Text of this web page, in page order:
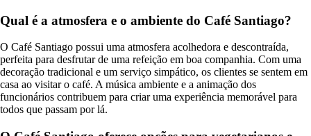
Qual é a atmosfera e o ambiente do Café Santiago?
O Café Santiago possui uma atmosfera acolhedora e descontraída,
perfeita para desfrutar de uma refeição em boa companhia. Com uma
decoração tradicional e um serviço simpático, os clientes se sentem em
casa ao visitar o café. A música ambiente e a animação dos
funcionários contribuem para criar uma experiência memorável para
todos que passam por lá.